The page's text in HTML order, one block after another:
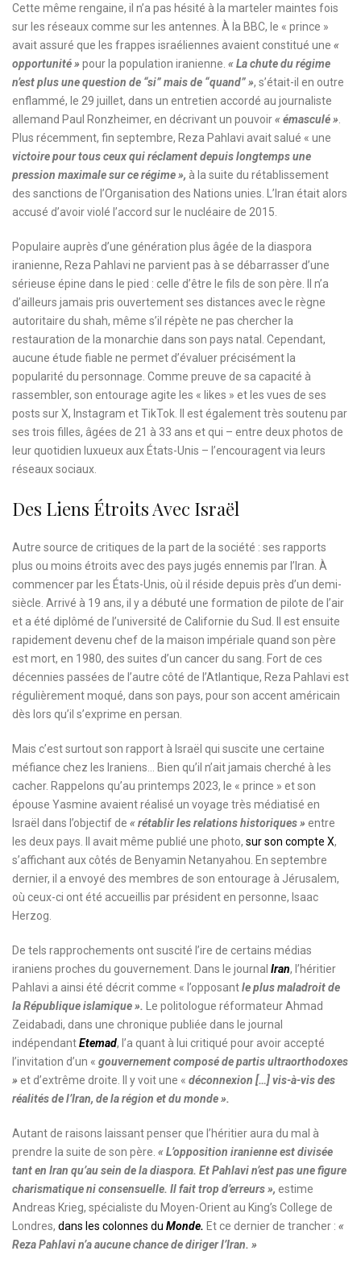
Cette même rengaine, il n’a pas hésité à la marteler maintes fois
sur les réseaux comme sur les antennes. À la BBC, le « prince »
avait assuré que les frappes israéliennes avaient constitué une «
opportunité »pour la population iranienne. « La chute du régime
n’est plus une question de “si” mais de “quand” », s’était-il en outre
enflammé, le 29 juillet, dans un entretien accordé au journaliste
allemand Paul Ronzheimer, en décrivant un pouvoir« émasculé »
Plus récemment, fin septembre, Reza Pahlavi avait salué « une
victoire pour tous ceux qui réclament depuis longtemps une
pression maximale sur ce régime », à la suite du rétablissement
des sanctions de l’Organisation des Nations unies. L’Iran était alors
accusé d’avoir violé l’accord sur le nucléaire de 2015.
Populaire auprès d’une génération plus âgée de la diaspora
iranienne, Reza Pahlavi ne parvient pas à se débarrasser d’une
sérieuse épine dans le pied : celle d’être le fils de son père. Il n’a
d’ailleurs jamais pris ouvertement ses distances avec le règne
autoritaire du shah, même s’il répète ne pas chercher la
restauration de la monarchie dans son pays natal. Cependant,
aucune étude fiable ne permet d’évaluer précisément la
popularité du personnage. Comme preuve de sa capacité à
rassembler, son entourage agite les « likes » et les vues de ses
posts sur X, Instagram et TikTok. Il est également très soutenu par
ses trois filles, âgées de 21 à 33 ans et qui – entre deux photos de
leur quotidien luxueux aux États-Unis – l’encouragent via leurs
réseaux sociaux.
Des Liens Étroits Avec Israël
Autre source de critiques de la part de la société : ses rapports
plus ou moins étroits avec des pays jugés ennemis par l’Iran. À
commencer par les États-Unis, où il réside depuis près d’un demi-
siècle. Arrivé à 19 ans, il y a débuté une formation de pilote de l’air
et a été diplômé de l’université de Californie du Sud. Il est ensuite
rapidement devenu chef de la maison impériale quand son père
est mort, en 1980, des suites d’un cancer du sang. Fort de ces
décennies passées de l’autre côté de l’Atlantique, Reza Pahlavi est
régulièrement moqué, dans son pays, pour son accent américain
dès lors qu’il s’exprime en persan.
Mais c’est surtout son rapport à Israël qui suscite une certaine
méfiance chez les Iraniens… Bien qu’il n’ait jamais cherché à les
cacher. Rappelons qu’au printemps 2023, le « prince » et son
épouse Yasmine avaient réalisé un voyage très médiatisé en
Israël dans l’objectif de « rétablir les relations historiques »entre
les deux pays. Il avait même publié une photo, sur son compte X,
s’affichant aux côtés de Benyamin Netanyahou. En septembre
dernier, il a envoyé des membres de son entourage à Jérusalem,
où ceux-ci ont été accueillis par président en personne, Isaac
Herzog.
De tels rapprochements ont suscité l’ire de certains médias
iraniens proches du gouvernement. Dans le journal Iran, l’héritier
Pahlavi a ainsi été décrit comme « l’opposantle plus maladroit de
la République islamique ».
Le politologue réformateur Ahmad
Zeidabadi, dans une chronique publiée dans le journal
indépendantEtemad, l’a quant à lui critiqué pour avoir accepté
l’invitation d’un « gouvernement composé de partis ultraorthodoxes
»et d’extrême droite. Il y voit une « déconnexion […] vis-à-vis des
réalités de l’Iran, de la région et du monde ».
Autant de raisons laissant penser que l’héritier aura du mal à
prendre la suite de son père. « L’opposition iranienne est divisée
tant en Iran qu’au sein de la diaspora. Et Pahlavi n’est pas une figure
charismatique ni consensuelle. Il fait trop d’erreurs », estime
Andreas Krieg, spécialiste du Moyen-Orient au King’s College de
Londres, dans les colonnes du Monde. Et ce dernier de trancher : «
Reza Pahlavi n’a aucune chance de diriger l’Iran. »